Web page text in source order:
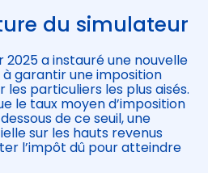
du simulateur
2025 a instauré une nouvelle
garantir une imposition
les particuliers les plus aisés.
le taux moyen d’imposition
de ce seuil, une
sur les hauts revenus
l’impôt dû pour atteindre